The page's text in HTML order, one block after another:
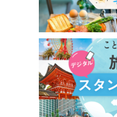
世界で最も美しい美術館に選出。
瀬戸内の絶景に溶け込む、動く
「下瀬美術館」へ
2026.07.27